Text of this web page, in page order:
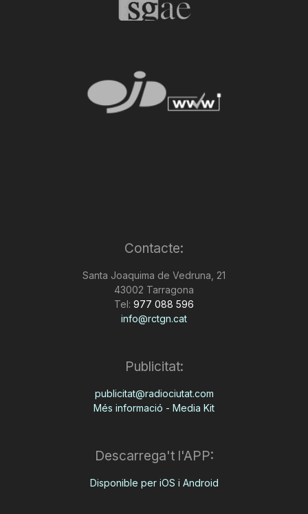
Contacte:
Santa Joaquima de Vedruna, 21
43002 Tarragona
Tel: 977 088 596
info@rctgn.cat
Publicitat:
publicitat@radiociutat.com
Més informació - Media Kit
Descarrega't l'APP:
Disponible per iOS i Android